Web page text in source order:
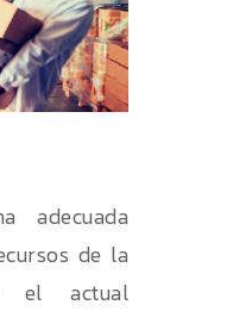
adecuada
de la
el actual